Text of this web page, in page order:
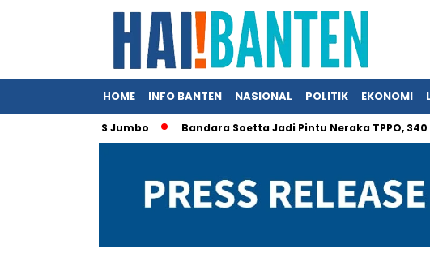
HOME INFO BANTEN NASIONAL POLITIK EKONOMI
AS Jumbo Bandara Soetta Jadi Pintu Neraka TPPO, 340 Nyawa